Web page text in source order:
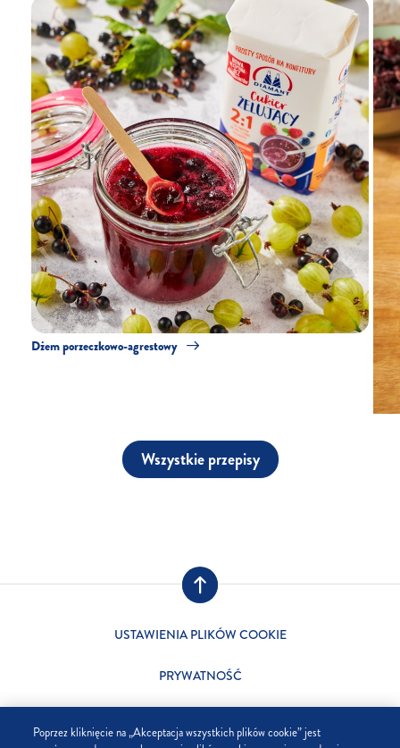
Dżem porzeczkowo-agrestowy
Wszystkie przepisy
USTAWIENIA PLIKÓW COOKIE
PRYWATNOŚĆ
Poprzez kliknięcie na „Akceptacja wszystkich plików cookie” jest